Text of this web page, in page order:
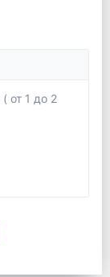
от 1 до 2